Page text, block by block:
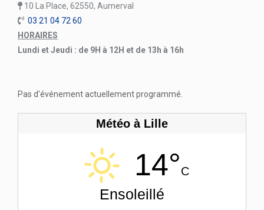
10 La Place, 62550, Aumerval
03 21 04 72 60
HORAIRES
Lundi et Jeudi : de 9H à 12H et de 13h à 16h
Pas d'événement actuellement programmé.
Météo à Lille
14°C
Ensoleillé